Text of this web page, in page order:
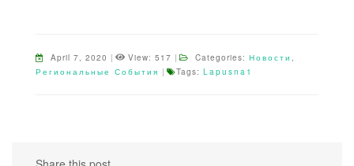
April 7, 2020 | View: 517 | Categories: Новости ,
Региональные События | Tags: Lapusna1